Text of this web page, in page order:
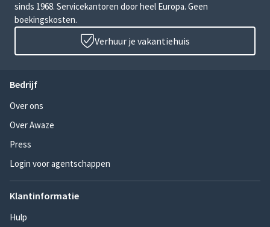
sinds 1968. Servicekantoren door heel Europa. Geen
boekingskosten.
Verhuur je vakantiehuis
Bedrijf
Over ons
Over Awaze
Press
Login voor agentschappen
Klantinformatie
Hulp